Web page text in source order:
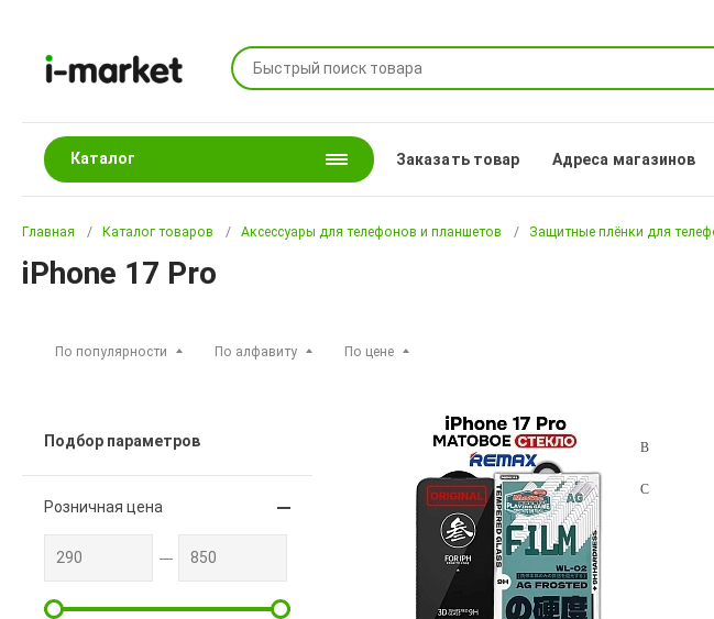
Каталог Заказать товар Адреса магазинов
Главная Каталог товаров Аксессуары для телефонов и планшетов Защитные плёнки для
iPhone 17 Pro
По популярности По алфавиту По цене
Подбор параметров
Розничная цена